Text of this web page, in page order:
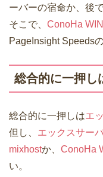
ーバーの宿命か、後
そこで、 ConoHa
PageInsight Speeds
総合的に一押し
総合的に一押しはエ
但し、 エックスサー
mixhostか、 ConoHa
い。